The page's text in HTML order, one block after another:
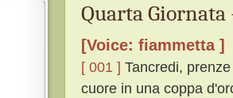
Quarta
[Voice: fiammetta ]
[ 001 ] Tancredi,
cuore in una coppa